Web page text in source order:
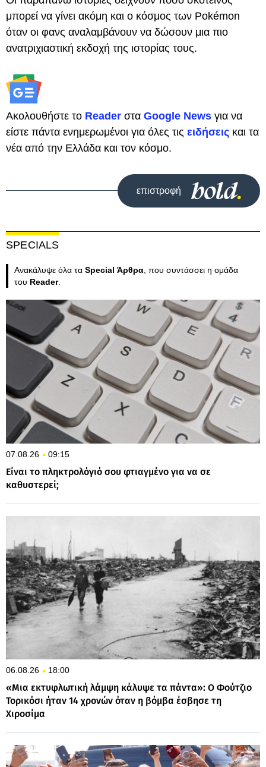
μπορεί να γίνει ακόμη και ο κόσμος των Pokémon
όταν οι φανς αναλαμβάνουν να δώσουν μια πιο
ανατριχιαστική εκδοχή της ιστορίας τους.
Ακολουθήστε το Reader στα Google News για να
είστε πάντα ενημερωμένοι για όλες τις ειδήσεις και τα
νέα από την Ελλάδα και τον κόσμο.
επιστροφή
SPECIALS
Ανακάλυψε όλα τα Special Άρθρα , που συντάσσει η ομάδα
του Reader.
07.08.26 09:15
Είναι το πληκτρολόγιό σου φτιαγμένο για να σε
καθυστερεί;
06.08.26 18:00
«Μια εκτυφλωτική λάμψη κάλυψε τα πάντα»: Ο Φούτζιο
Τορικόσι ήταν 14 χρονών όταν η βόμβα έσβησε τη
Χιροσίμα